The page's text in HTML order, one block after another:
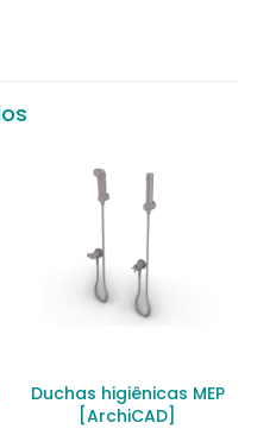
4 de 5
estrelas
Duchas higiênicas MEP
[ArchiCAD]